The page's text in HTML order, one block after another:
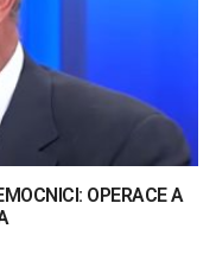
OPERACE A